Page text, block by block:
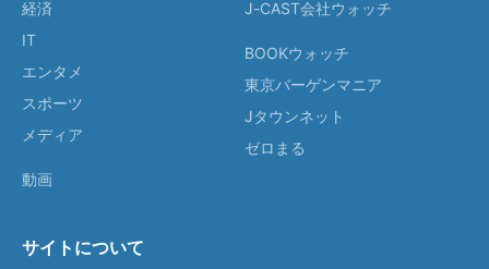
経済
IT
エンタメ
スポーツ
メディア
動画
J-CAST会社ウォッチ
BOOKウォッチ
東京バーゲンマニア
Jタウンネット
ゼロまる
サイトについて